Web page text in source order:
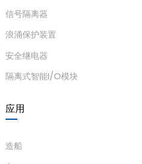
信号隔离器
浪涌保护装置
安全继电器
隔离式智能I/O模块
应用
造船